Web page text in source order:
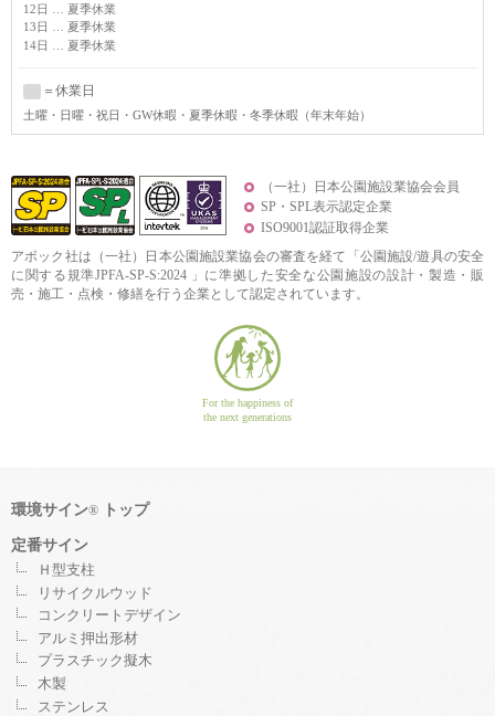
12日 … 夏季休業
13日 … 夏季休業
14日 … 夏季休業
＝休業日
土曜・日曜・祝日・GW休暇・夏季休暇・冬季休暇（年末年始）
（一社）日本公園施設業協会会員
SP・SPL表示認定企業
ISO9001認証取得企業
アボック社は（一社）日本公園施設業協会の審査を経て「公園施設/遊具の安全
に関する規準JPFA-SP-S:2024 」に準拠した安全な公園施設の設計・製造・販
売・施工・点検・修繕を行う企業として認定されています。
For the happiness of
the next generations
環境サイン® トップ
定番サイン
Ｈ型支柱
リサイクルウッド
コンクリートデザイン
アルミ押出形材
プラスチック擬木
木製
ステンレス